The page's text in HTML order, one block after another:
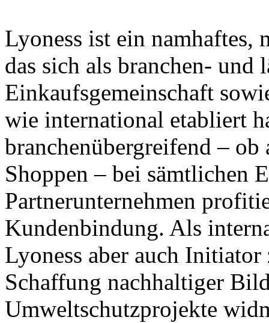
Lyoness ist ein namhaftes,
das sich als branchen- und
Einkaufsgemeinschaft
wie international etabliert
branchenübergreifend –
Shoppen – bei sämtlichen
Partnerunternehmen
Kundenbindung. Als
Lyoness aber auch
Schaffung nachhaltiger
Umweltschutzprojekte